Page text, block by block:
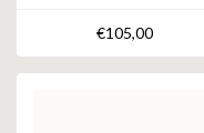
€105,00